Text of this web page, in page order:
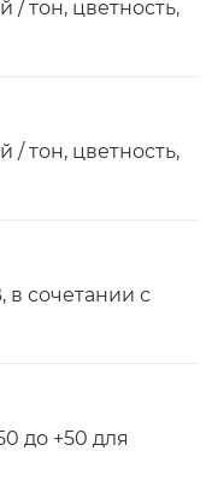
/ тон, цветность,
/ тон, цветность,
в сочетании с
до +50 для